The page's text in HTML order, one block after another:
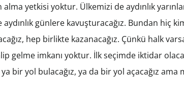
yetkisi yoktur. Ülkemizi de aydınlık
günlere kavuşturacağız. Bundan hiç
hep birlikte kazanacağız. Çünkü halk
gelme imkanı yoktur. İlk seçimde iktidar
bir yol bulacağız, ya da bir yol açacağız ama